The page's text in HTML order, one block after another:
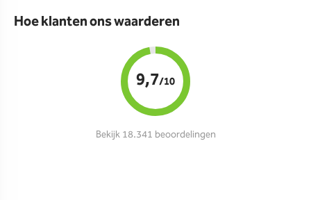
Hoe klanten ons waarderen
9,7/10
Bekijk 18.341 beoordelingen